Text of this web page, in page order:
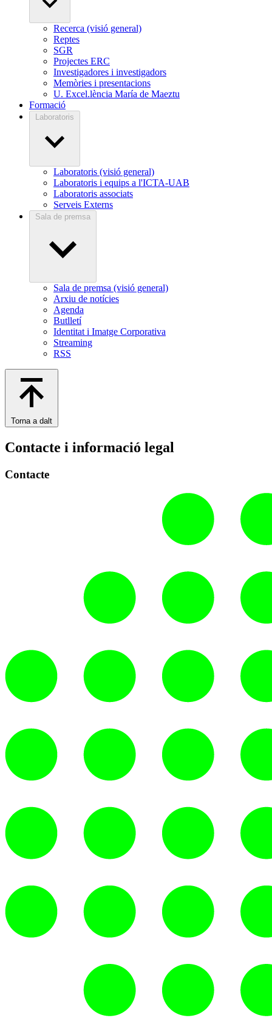
Recerca (visió general)
Reptes
SGR
Projectes ERC
Investigadores i investigadors
Memòries i presentacions
U. Excel.lència María de Maeztu
Formació
Laboratoris
Laboratoris (visió general)
Laboratoris i equips a l'ICTA-UAB
Laboratoris associats
Serveis Externs
Sala de premsa
Sala de premsa (visió general)
Arxiu de notícies
Agenda
Butlletí
Identitat i Imatge Corporativa
Streaming
RSS
Torna a dalt
Contacte i informació legal
Contacte